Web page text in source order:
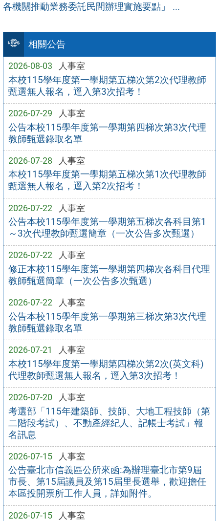
相關公告
2026-08-03 人事室
本校115學年度第一學期第五梯次第2次代理教師
甄選無人報名，逕入第3次招考！
2026-07-29 人事室
公告本校115學年度第一學期第四梯次第3次代理
教師甄選錄取名單
2026-07-28 人事室
本校115學年度第一學期第五梯次第1次代理教師
甄選無人報名，逕入第2次招考！
2026-07-22 人事室
公告本校115學年度第一學期第五梯次各科目第1
～3次代理教師甄選簡章（一次公告多次甄選）
2026-07-22 人事室
修正本校115學年度第一學期第四梯次各科目代理
教師甄選簡章（一次公告多次甄選）
2026-07-22 人事室
公告本校115學年度第一學期第三梯次第3次代理
教師甄選錄取名單
2026-07-21 人事室
本校115學年度第一學期第四梯次第2次(英文科)
代理教師甄選無人報名，逕入第3次招考！
2026-07-20 人事室
考選部「115年建築師、技師、大地工程技師（第
二階段考試）、不動產經紀人、記帳士考試」報
名訊息
2026-07-15 人事室
公告臺北市信義區公所來函:為辦理臺北市第9屆
市長、第15屆議員及第15屆里長選舉，歡迎擔任
本區投開票所工作人員，詳如附件。
2026-07-15 人事室
各機關推動業務委託民間辦理實施要點」 ...